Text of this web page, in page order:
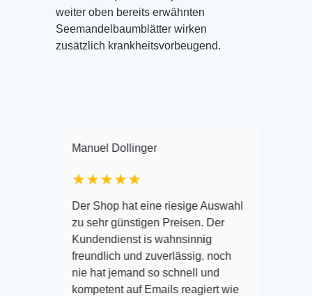
weiter oben bereits erwähnten
Seemandelbaumblätter wirken
zusätzlich krankheitsvorbeugend.
Manuel Dollinger
★★★★★
Der Shop hat eine riesige Auswahl
zu sehr günstigen Preisen. Der
Kundendienst is wahnsinnig
freundlich und zuverlässig, noch
nie hat jemand so schnell und
kompetent auf Emails reagiert wie